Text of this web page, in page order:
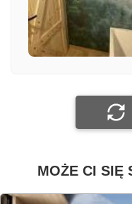
Załącz zdjęcie
MOŻE CI SIĘ